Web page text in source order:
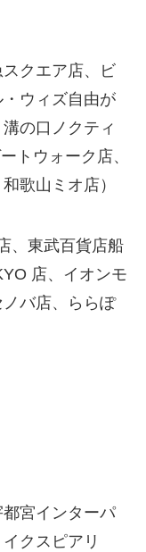
スクエア店、ビ
ウィズ自由が
の口ノクティ
トウォーク店、
歌山ミオ店）
、東武百貨店船
店、イオンモ
バ店、ららぽ
都宮インターパ
クスピアリ